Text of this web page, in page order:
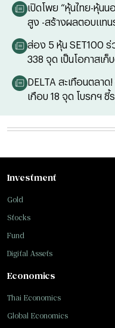
เปิดโพย “หุ้นไทย-หุ้น
สูง -สร้างผลตอบแทน
ส่อง 5 หุ้น SET100
338 จุด เป็นโอกาสเก็
DELTA สะเทือนตลา
เกือบ 18 จุด โบรกฯ ชี้
Investment
Gold
Stocks
Fund
Digital Assets
Economics
Thai Economics
Global Economics